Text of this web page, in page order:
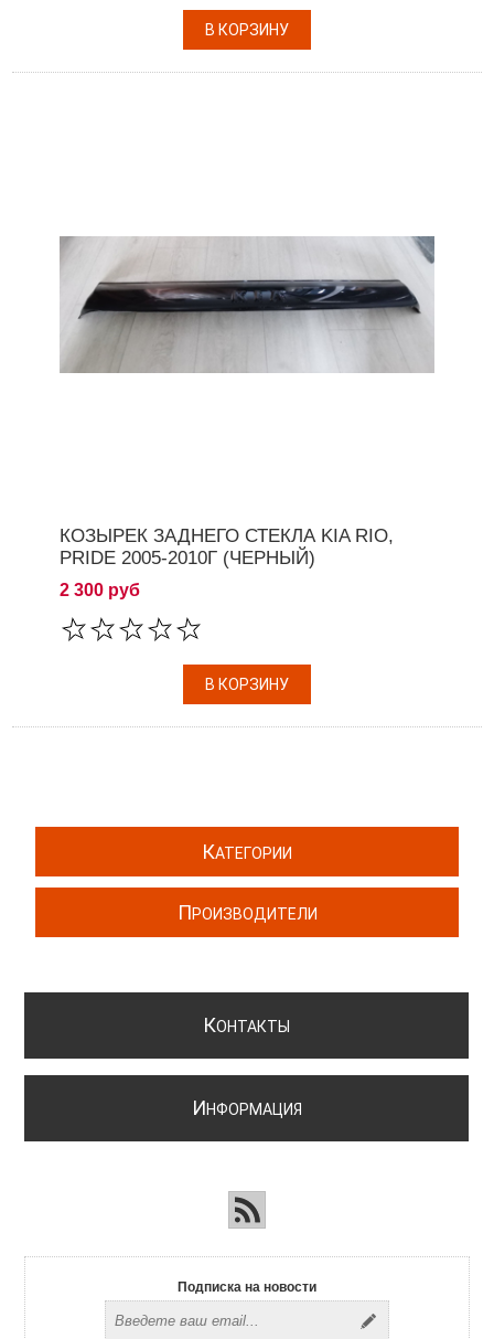
КОЗЫРЕК ЗАДНЕГО СТЕКЛА KIA RIO,
PRIDE 2005-2010Г (ЧЕРНЫЙ)
2 300 руб
КАТЕГОРИИ
ПРОИЗВОДИТЕЛИ
КОНТАКТЫ
ИНФОРМАЦИЯ
Подписка на новости